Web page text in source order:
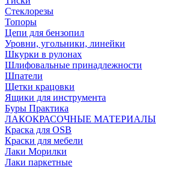
Стеклорезы
Топоры
Цепи для бензопил
Уровни, угольники, линейки
Шкурки в рулонах
Шлифовальные принадлежности
Шпатели
Щетки крацовки
Ящики для инструмента
Буры Практика
ЛАКОКРАСОЧНЫЕ МАТЕРИАЛЫ
Краска для OSB
Краски для мебели
Лаки Морилки
Лаки паркетные